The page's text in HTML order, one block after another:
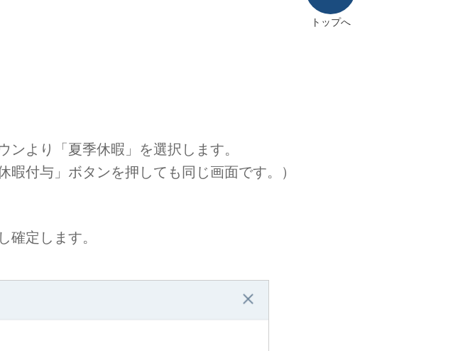
トップへ
より「夏季休暇」を選択します。
与」ボタンを押しても同じ画面です。）
定します。